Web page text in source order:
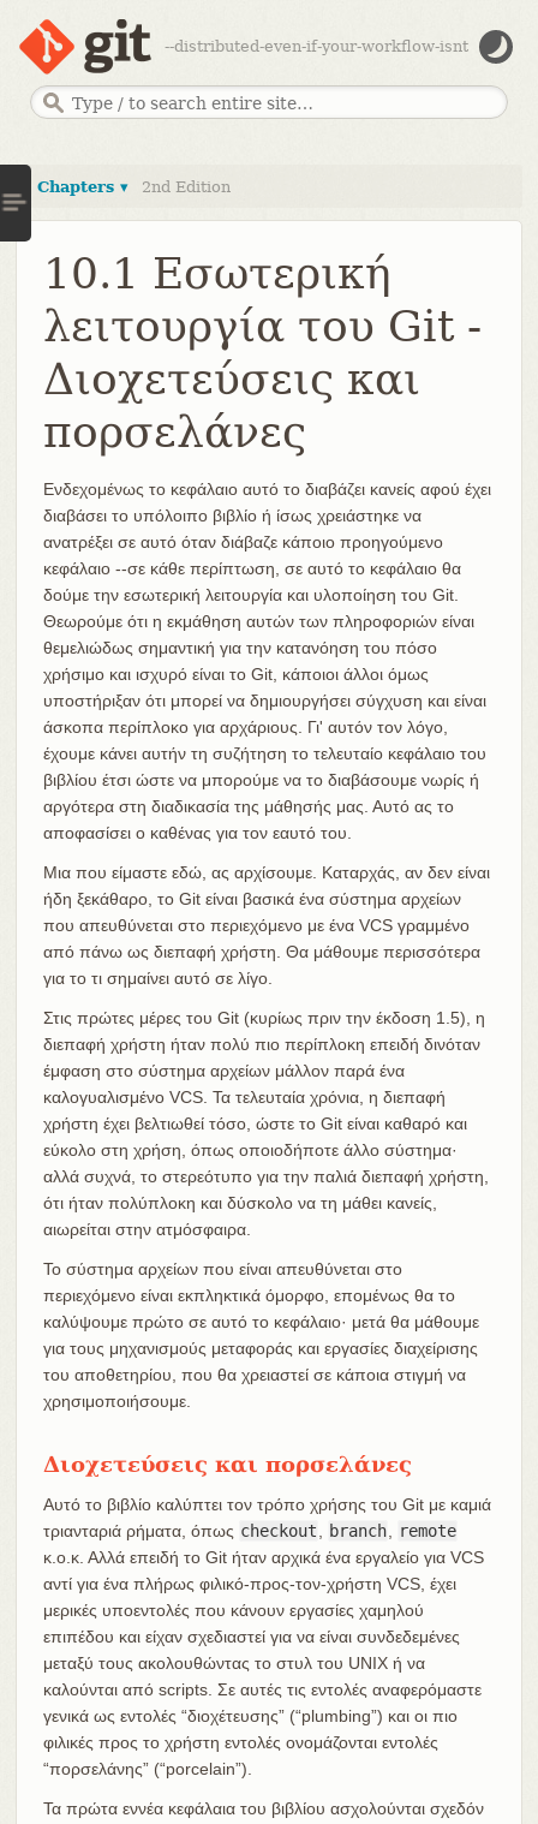
--distributed-even-if-your-workflow-isnt
Chapters ▾ 2nd Edition
10.1 Εσωτερική
λειτουργία του Git -
Διοχετεύσεις και
πορσελάνες
Ενδεχομένως το κεφάλαιο αυτό το διαβάζει κανείς αφού έχει
διαβάσει το υπόλοιπο βιβλίο ή ίσως χρειάστηκε να
ανατρέξει σε αυτό όταν διάβαζε κάποιο προηγούμενο
κεφάλαιο --σε κάθε περίπτωση, σε αυτό το κεφάλαιο θα
δούμε την εσωτερική λειτουργία και υλοποίηση του Git.
Θεωρούμε ότι η εκμάθηση αυτών των πληροφοριών είναι
θεμελιώδως σημαντική για την κατανόηση του πόσο
χρήσιμο και ισχυρό είναι το Git, κάποιοι άλλοι όμως
υποστήριξαν ότι μπορεί να δημιουργήσει σύγχυση και είναι
άσκοπα περίπλοκο για αρχάριους. Γι' αυτόν τον λόγο,
έχουμε κάνει αυτήν τη συζήτηση το τελευταίο κεφάλαιο του
βιβλίου έτσι ώστε να μπορούμε να το διαβάσουμε νωρίς ή
αργότερα στη διαδικασία της μάθησής μας. Αυτό ας το
αποφασίσει ο καθένας για τον εαυτό του.
Μια που είμαστε εδώ, ας αρχίσουμε. Καταρχάς, αν δεν είναι
ήδη ξεκάθαρο, το Git είναι βασικά ένα σύστημα αρχείων
που απευθύνεται στο περιεχόμενο με ένα VCS γραμμένο
από πάνω ως διεπαφή χρήστη. Θα μάθουμε περισσότερα
για το τι σημαίνει αυτό σε λίγο.
Στις πρώτες μέρες του Git (κυρίως πριν την έκδοση 1.5), η
διεπαφή χρήστη ήταν πολύ πιο περίπλοκη επειδή δινόταν
έμφαση στο σύστημα αρχείων μάλλον παρά ένα
καλογυαλισμένο VCS. Τα τελευταία χρόνια, η διεπαφή
χρήστη έχει βελτιωθεί τόσο, ώστε το Git είναι καθαρό και
εύκολο στη χρήση, όπως οποιοδήποτε άλλο σύστημα·
αλλά συχνά, το στερεότυπο για την παλιά διεπαφή χρήστη,
ότι ήταν πολύπλοκη και δύσκολο να τη μάθει κανείς,
αιωρείται στην ατμόσφαιρα.
Το σύστημα αρχείων που είναι απευθύνεται στο
περιεχόμενο είναι εκπληκτικά όμορφο, επομένως θα το
καλύψουμε πρώτο σε αυτό το κεφάλαιο· μετά θα μάθουμε
για τους μηχανισμούς μεταφοράς και εργασίες διαχείρισης
του αποθετηρίου, που θα χρειαστεί σε κάποια στιγμή να
χρησιμοποιήσουμε.
Διοχετεύσεις και πορσελάνες
Αυτό το βιβλίο καλύπτει τον τρόπο χρήσης του Git με καμιά
τριανταριά ρήματα, όπως checkout branch
remote
κ.ο.κ. Αλλά επειδή το Git ήταν αρχικά ένα εργαλείο για VCS
αντί για ένα πλήρως φιλικό-προς-τον-χρήστη VCS, έχει
μερικές υποεντολές που κάνουν εργασίες χαμηλού
επιπέδου και είχαν σχεδιαστεί για να είναι συνδεδεμένες
μεταξύ τους ακολουθώντας το στυλ του UNIX ή να
καλούνται από scripts. Σε αυτές τις εντολές αναφερόμαστε
γενικά ως εντολές “διοχέτευσης” (“plumbing”) και οι πιο
φιλικές προς το χρήστη εντολές ονομάζονται εντολές
“πορσελάνης” (“porcelain”).
Τα πρώτα εννέα κεφάλαια του βιβλίου ασχολούνται σχεδόν